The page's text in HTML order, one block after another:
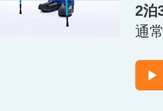
2泊
通